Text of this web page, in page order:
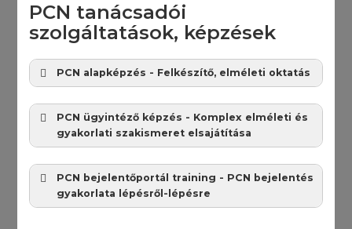
PCN tanácsadói
szolgáltatások, képzések
PCN alapképzés - Felkészítő, elméleti oktatás
PCN ügyintéző képzés - Komplex elméleti és
gyakorlati szakismeret elsajátítása
PCN bejelentőportál training - PCN bejelentés
gyakorlata lépésről-lépésre